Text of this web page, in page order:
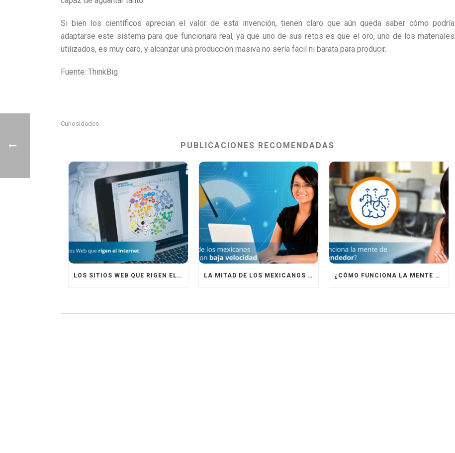
Si bien los científicos aprecian el valor de esta invención, tienen claro que aún queda saber cómo podría
adaptarse este sistema para que funcionara real, ya que uno de sus retos es que el oro, uno de los materiales
utilizados, es muy caro, y alcanzar una producción masiva no sería fácil ni barata para producir.
Fuente: ThinkBig
Curiosidades
PUBLICACIONES RECOMENDADAS
LOS SITIOS WEB QUE RIGEN EL INTERNET LA MITAD DE LOS MEXICANOS NAVEGAN CON BAJA VELOCIDAD ¿CÓMO FUNCIONA LA MENTE DE UN EMPRENDEDOR?